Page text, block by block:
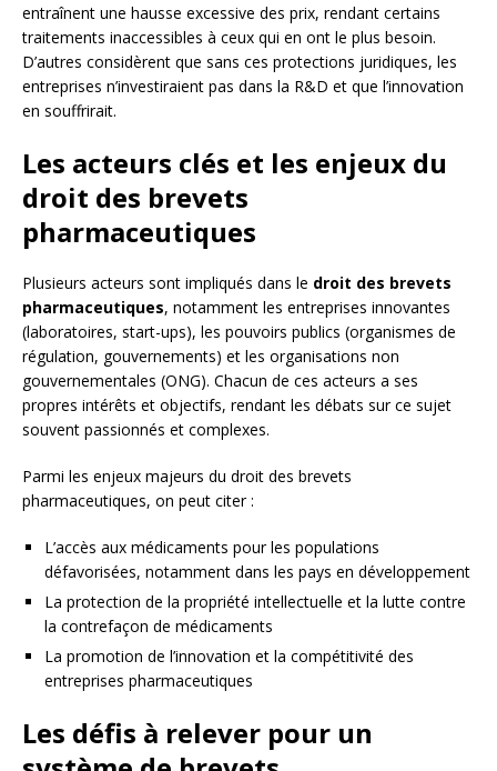
entraînent une hausse excessive des prix, rendant certains
traitements inaccessibles à ceux qui en ont le plus besoin.
D’autres considèrent que sans ces protections juridiques, les
entreprises n’investiraient pas dans la R&D et que l’innovation
en souffrirait.
Les acteurs clés et les enjeux du
droit des brevets
pharmaceutiques
Plusieurs acteurs sont impliqués dans le droit des brevets
pharmaceutiques, notamment les entreprises innovantes
(laboratoires, start-ups), les pouvoirs publics (organismes de
régulation, gouvernements) et les organisations non
gouvernementales (ONG). Chacun de ces acteurs a ses
propres intérêts et objectifs, rendant les débats sur ce sujet
souvent passionnés et complexes.
Parmi les enjeux majeurs du droit des brevets
pharmaceutiques, on peut citer :
L’accès aux médicaments pour les populations
défavorisées, notamment dans les pays en développement
La protection de la propriété intellectuelle et la lutte contre
la contrefaçon de médicaments
La promotion de l’innovation et la compétitivité des
entreprises pharmaceutiques
Les défis à relever pour un